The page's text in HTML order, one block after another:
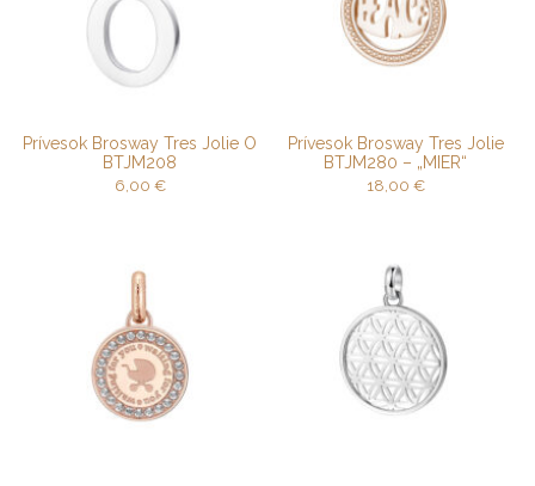
Prívesok Brosway Tres Jolie O
BTJM208
6,00 €
Prívesok Brosway Tres Jolie
BTJM280 – „MIER“
18,00 €